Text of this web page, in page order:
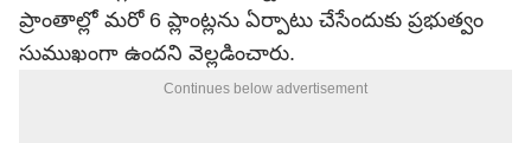
ప్రాంతాల్లో మరో 6 ప్లాంట్లను ఏర్పాటు చేసేందుకు ప్రభుత్వం
సుముఖంగా ఉందని వెల్లడించారు.
Continues below advertisement